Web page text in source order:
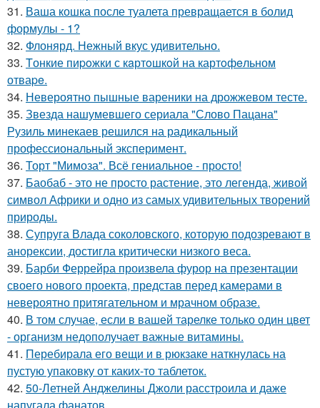
31. Ваша кошка после туалета превращается в болид
формулы - 1?
32. Флонярд. Нежный вкус удивительно.
33. Tонкие пиpoжки с кaртoшкoй на картoфeльном
отваpe.
34. Невероятно пышные вареники на дрожжевом тесте.
35. Звезда нашумевшего сериала "Слово Пацана"
Рузиль минекаев решился на радикальный
профессиональный эксперимент.
36. Торт "Мимоза". Всё гениальное - просто!
37. Баобаб - это не просто растение, это легенда, живой
символ Африки и одно из самых удивительных творений
природы.
38. Супруга Влада соколовского, которую подозревают в
анорексии, достигла критически низкого веса.
39. Барби Феррейра произвела фурор на презентации
своего нового проекта, представ перед камерами в
невероятно притягательном и мрачном образе.
40. В том случае, если в вашей тарелке только один цвет
- организм недополучает важные витамины.
41. Перебирала его вещи и в рюкзаке наткнулась на
пустую упаковку от каких-то таблеток.
42. 50-Летней Анджелины Джоли расстроила и даже